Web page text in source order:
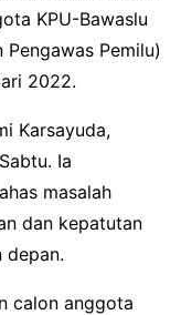
KPU-Bawaslu
Pengawas Pemilu)
2022.
Karsayuda,
Ia
masalah
dan kepatutan
depan.
calon anggota